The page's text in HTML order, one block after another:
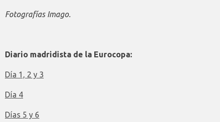
Fotografías Imago.
Diario madridista de la Eurocopa:
Día 1, 2 y 3
Día 4
Días 5 y 6